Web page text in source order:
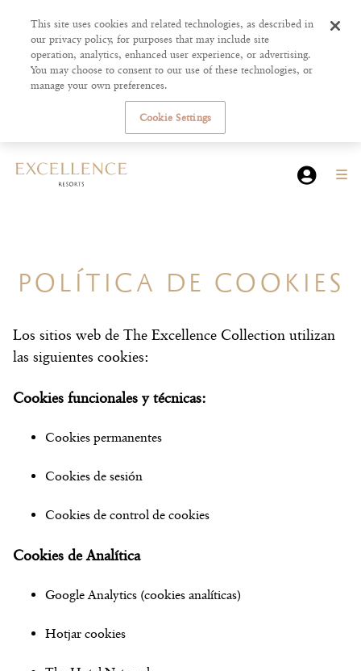
POLÍTICA DE COOKIES
Los sitios web de The Excellence Collection utilizan
las siguientes cookies:
Cookies funcionales y técnicas:
Cookies permanentes
Cookies de sesión
Cookies de control de cookies
Cookies de Analítica
Google Analytics (cookies analíticas)
Hotjar cookies
This site uses cookies and related technologies, as described in
our privacy policy, for purposes that may include site
operation, analytics, enhanced user experience, or advertising.
You may choose to consent to our use of these technologies, or
manage your own preferences.
Cookie Settings